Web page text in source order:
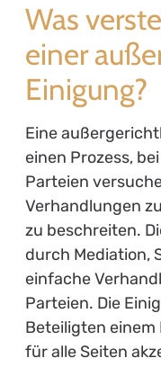
Was
einer
Einigung?
Eine
einen Prozess,
Parteien
Verhandlungen
zu beschreiten.
durch Mediation,
einfache
Parteien. Die
Beteiligten einem
für alle Seiten